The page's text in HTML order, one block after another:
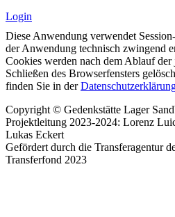
Login
Diese Anwendung verwendet
der Anwendung technisch zwingend
Cookies werden nach dem Ablauf
Schließen des Browserfensters
finden Sie in der
Copyright © Gedenkstätte Lager
Projektleitung 2023-2024: Lorenz
Lukas Eckert
Gefördert durch die Transferagentur
Transferfond 2023